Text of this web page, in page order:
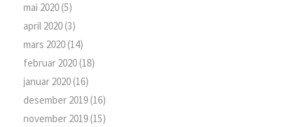
mai 2020(5)
april 2020(3)
mars 2020(14)
februar 2020(18)
januar 2020(16)
desember 2019(16)
november 2019(15)